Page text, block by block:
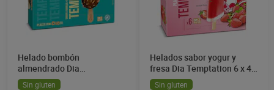
Helado bombón
almendrado Dia
Temptation 4 x 90 g
Sin gluten
Helados sabor yogur y
fresa Dia Temptation 6 x 43
gSin gluten